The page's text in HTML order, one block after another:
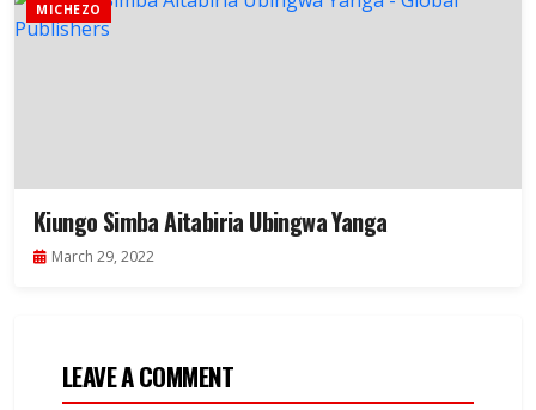
MICHEZO
Kiungo Simba Aitabiria Ubingwa Yanga
March 29, 2022
LEAVE A COMMENT